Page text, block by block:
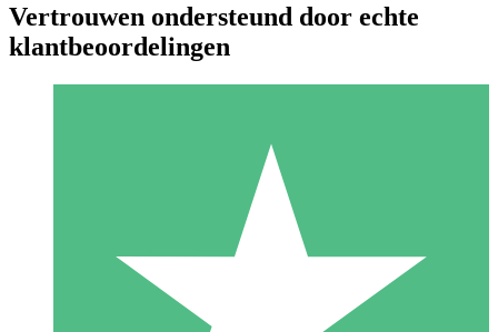
Individuele Creditpakketten
Betaal per gebruik met downloadtegoeden. Geen maandelijkse
Vertrouwen ondersteund door echte
klantbeoordelingen